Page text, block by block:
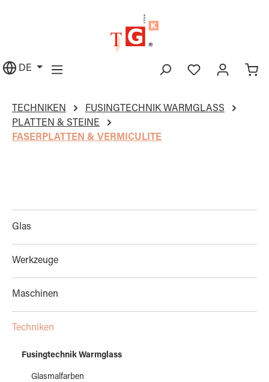
DE
TECHNIKEN
FUSINGTECHNIK WARMGLASS
PLATTEN & STEINE
FASERPLATTEN & VERMICULITE
Glas
Werkzeuge
Maschinen
Techniken
Fusingtechnik Warmglass
Glasmalfarben